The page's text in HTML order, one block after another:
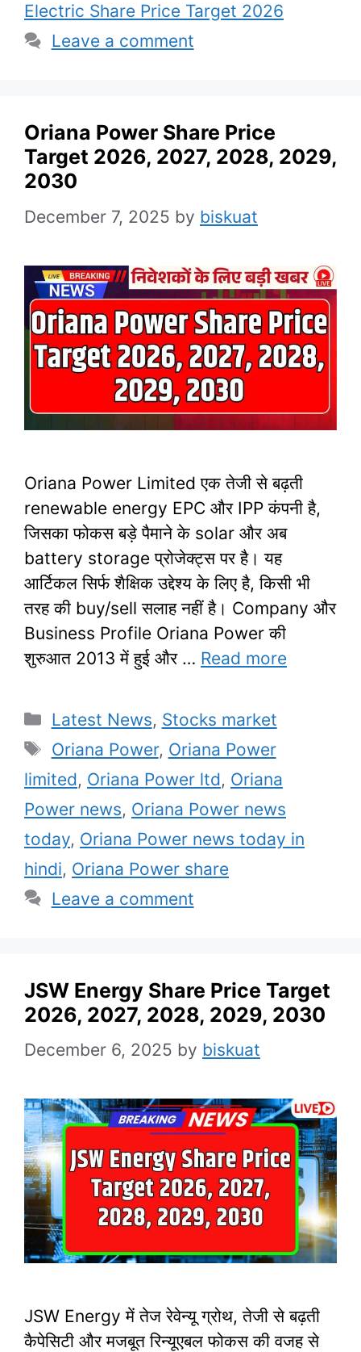
Electric Share Price Target 2026
Leave a comment
Oriana Power Share Price
Target 2026, 2027, 2028, 2029,
2030
December 7, 2025 by biskuat
Oriana Power Limited एक तेजी से बढ़ती
renewable energy EPC और IPP कंपनी है,
जिसका फोकस बड़े पैमाने के solar और अब
battery storage प्रोजेक्ट्स पर है। यह
आर्टिकल सिर्फ शैक्षिक उद्देश्य के लिए है, किसी भी
तरह की buy/sell सलाह नहीं है।​ Company और
Business Profile Oriana Power की
शुरुआत 2013 में हुई और … Read more
Categories
Latest News, Stocks market
Tags
Oriana Power, Oriana Power
limited, Oriana Power ltd, Oriana
Power news, Oriana Power news
today, Oriana Power news today in
hindi, Oriana Power share
Leave a comment
JSW Energy Share Price Target
2026, 2027, 2028, 2029, 2030
December 6, 2025 by biskuat
JSW Energy में तेज रेवेन्यू ग्रोथ, तेजी से बढ़ती
कैपेसिटी और मजबूत रिन्यूएबल फोकस की वजह से